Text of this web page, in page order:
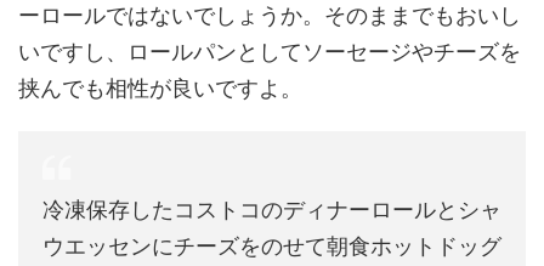
ーロールではないでしょうか。そのままでもおいし
いですし、ロールパンとしてソーセージやチーズを
挟んでも相性が良いですよ。
冷凍保存したコストコのディナーロールとシャ
ウエッセンにチーズをのせて朝食ホットドッグ